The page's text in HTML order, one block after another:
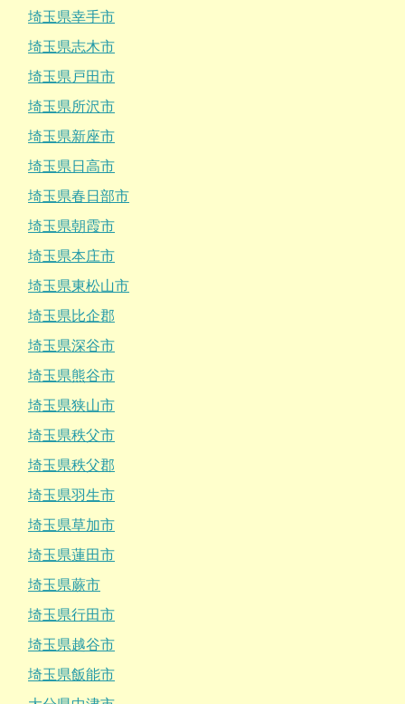
埼玉県幸手市
埼玉県志木市
埼玉県戸田市
埼玉県所沢市
埼玉県新座市
埼玉県日高市
埼玉県春日部市
埼玉県朝霞市
埼玉県本庄市
埼玉県東松山市
埼玉県比企郡
埼玉県深谷市
埼玉県熊谷市
埼玉県狭山市
埼玉県秩父市
埼玉県秩父郡
埼玉県羽生市
埼玉県草加市
埼玉県蓮田市
埼玉県蕨市
埼玉県行田市
埼玉県越谷市
埼玉県飯能市